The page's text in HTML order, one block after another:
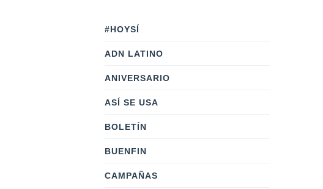
#HOYSÍ
ADN LATINO
ANIVERSARIO
ASÍ SE USA
BOLETÍN
BUENFIN
CAMPAÑAS